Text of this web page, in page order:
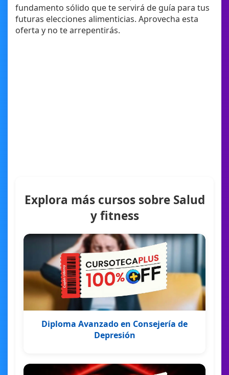
fundamento sólido que te servirá de guía para tus
futuras elecciones alimenticias. Aprovecha esta
oferta y no te arrepentirás.
Explora más cursos sobre Salud
y fitness
Diploma Avanzado en Consejería de
Depresión